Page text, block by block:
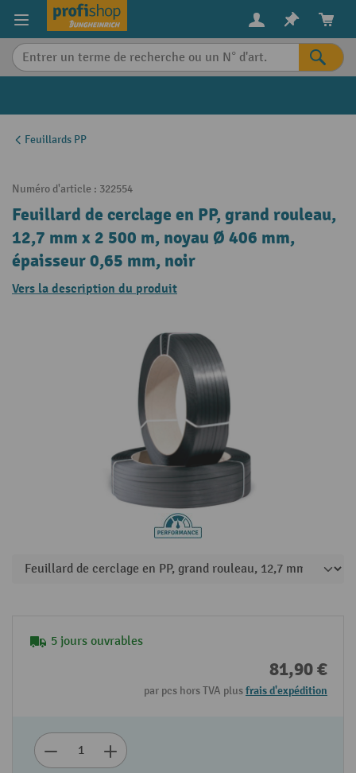
content
Feuillards PP
Numéro d'article : 322554
Feuillard de cerclage en PP, grand rouleau,
12,7 mm x 2 500 m, noyau Ø 406 mm,
épaisseur 0,65 mm, noir
Vers la description du produit
5 jours ouvrables
81,90 €
par pcs hors TVA plusfrais d'expédition